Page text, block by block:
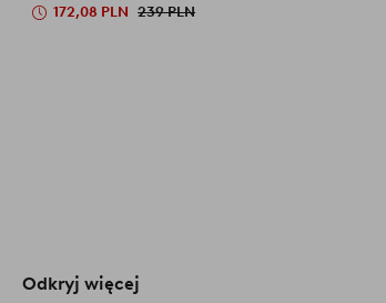
172,08 PLN 239 PLN
Odkryj więcej